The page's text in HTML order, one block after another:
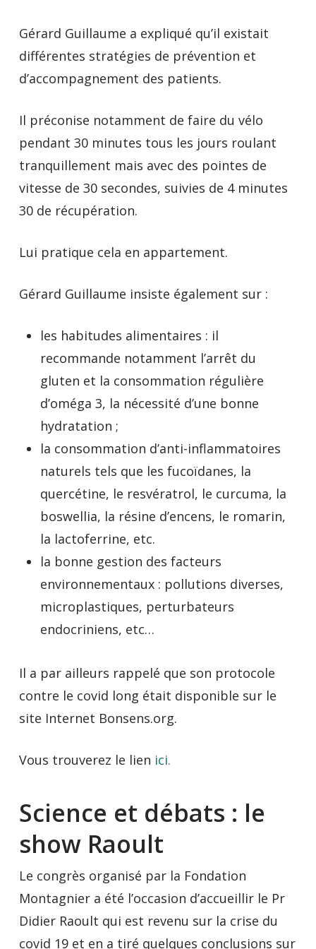
Gérard Guillaume a expliqué qu’il existait
différentes stratégies de prévention et
d’accompagnement des patients.
Il préconise notamment de faire du vélo
pendant 30 minutes tous les jours roulant
tranquillement mais avec des pointes de
vitesse de 30 secondes, suivies de 4 minutes
30 de récupération.
Lui pratique cela en appartement.
Gérard Guillaume insiste également sur :
les habitudes alimentaires : il
recommande notamment l’arrêt du
gluten et la consommation régulière
d’oméga 3, la nécessité d’une bonne
hydratation ;
la consommation d’anti-inflammatoires
naturels tels que les fucoïdanes, la
quercétine, le resvératrol, le curcuma, la
boswellia, la résine d’encens, le romarin,
la lactoferrine, etc.
la bonne gestion des facteurs
environnementaux : pollutions diverses,
microplastiques, perturbateurs
endocriniens, etc…
Il a par ailleurs rappelé que son protocole
contre le covid long était disponible sur le
site Internet Bonsens.org.
Vous trouverez le lien ici.
Science et débats : le
show Raoult
Le congrès organisé par la Fondation
Montagnier a été l’occasion d’accueillir le Pr
Didier Raoult qui est revenu sur la crise du
covid 19 et en a tiré quelques conclusions sur